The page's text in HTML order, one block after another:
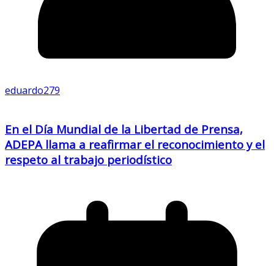
eduardo279
En el Día Mundial de la Libertad de Prensa,
ADEPA llama a reafirmar el reconocimiento y el
respeto al trabajo periodístico